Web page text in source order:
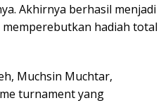
Akhirnya berhasil menjadi
hadiah total
Muchsin Muchtar,
turnament yang